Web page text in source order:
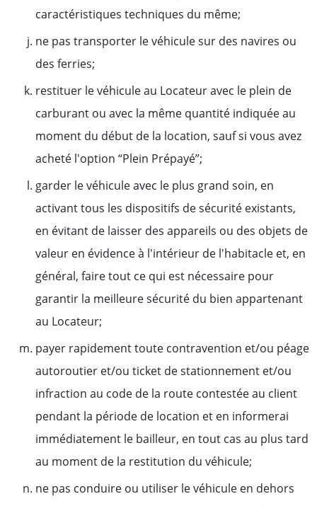
caractéristiques techniques du même;
ne pas transporter le véhicule sur des navires ou
des ferries;
restituer le véhicule au Locateur avec le plein de
carburant ou avec la même quantité indiquée au
moment du début de la location, sauf si vous avez
acheté l'option “Plein Prépayé”;
garder le véhicule avec le plus grand soin, en
activant tous les dispositifs de sécurité existants,
en évitant de laisser des appareils ou des objets de
valeur en évidence à l'intérieur de l'habitacle et, en
général, faire tout ce qui est nécessaire pour
garantir la meilleure sécurité du bien appartenant
au Locateur;
payer rapidement toute contravention et/ou péage
autoroutier et/ou ticket de stationnement et/ou
infraction au code de la route contestée au client
pendant la période de location et en informerai
immédiatement le bailleur, en tout cas au plus tard
au moment de la restitution du véhicule;
ne pas conduire ou utiliser le véhicule en dehors